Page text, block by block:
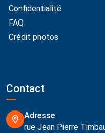
Confidentialité
FAQ
Crédit photos
Contact
Adresse
rue Jean Pierre